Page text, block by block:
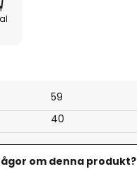
59
40
om denna produkt?